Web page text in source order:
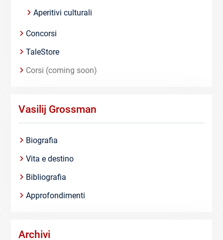
Aperitivi culturali
Concorsi
TaleStore
Corsi (coming soon)
Vasilij Grossman
Biografia
Vita e destino
Bibliografia
Approfondimenti
Archivi